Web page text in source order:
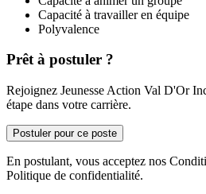
Capacité à travailler en équipe
Polyvalence
Prêt à postuler ?
Rejoignez Jeunesse Action Val D'Or
étape dans votre carrière.
Postuler pour ce poste
En postulant, vous acceptez nos
Politique de confidentialité.